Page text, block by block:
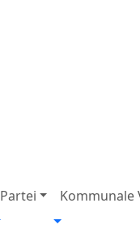
Partei Kommunale